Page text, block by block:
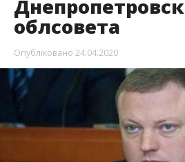
облсовета
Опубліковано 24.04.2020